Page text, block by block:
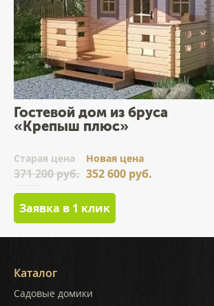
Гостевой дом из бруса
«Крепыш плюс»
Cтарая цена
371 200 руб.
Новая цена
352 600 руб.
Заявка в 1 клик
Каталог
Садовые домики